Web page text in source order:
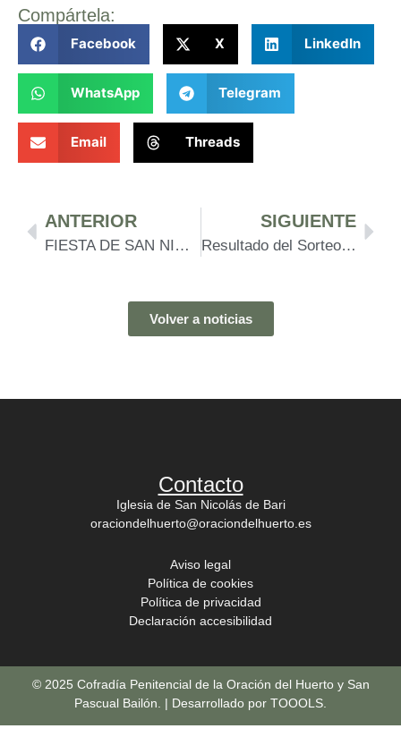
Compártela:
Facebook X LinkedIn
WhatsApp Telegram
Email Threads
ANTERIOR
FIESTA DE SAN NICOLAS DE BARI
SIGUIENTE
Resultado del Sorteo del IV Torneo de Cofradías.
Volver a noticias
Contacto
Iglesia de San Nicolás de Bari
oraciondelhuerto@oraciondelhuerto.es
Aviso legal
Política de cookies
Política de privacidad
Declaración accesibilidad
© 2025 Cofradía Penitencial de la Oración del Huerto y San
Pascual Bailón. | Desarrollado por TOOOLS